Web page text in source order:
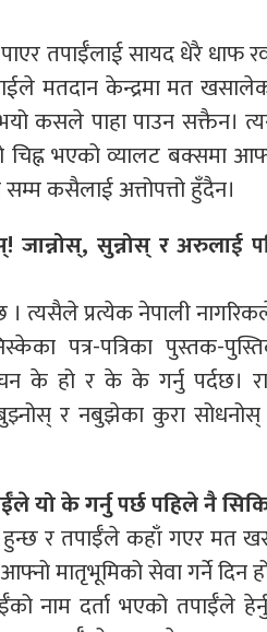
तपाईँलाई सायद धेरै धाफ
मतदान केन्द्रमा मत
कसले पाहा पाउन सक्तैन।
भएको व्यालट बक्समा
कसैलाई अत्तोपत्तो हुँदैन।
जान्नोस्, सुन्नोस् र
। त्यसैले प्रत्येक नेपाली
पत्र-पत्रिका पुस्तक-
के हो र के के गर्नु पर्दछ।
बुझ्नोस् र नबुझेका कुरा
यो के गर्नु पर्छ पहिले नै
हुन्छ र तपाईँले कहाँ गएर मत
मातृभूमिको सेवा गर्ने दिन
नाम दर्ता भएको तपाईँले